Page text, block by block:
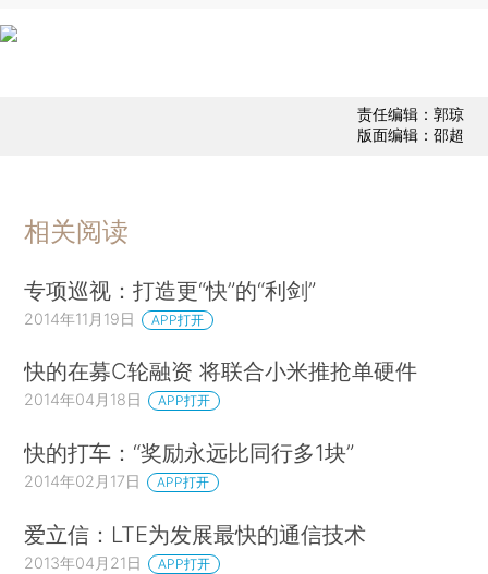
责任编辑：郭琼
版面编辑：邵超
相关阅读
专项巡视：打造更“快”的“利剑”
2014年11月19日 APP打开
快的在募C轮融资 将联合小米推抢单硬件
2014年04月18日 APP打开
快的打车：“奖励永远比同行多1块”
2014年02月17日 APP打开
爱立信：LTE为发展最快的通信技术
2013年04月21日 APP打开